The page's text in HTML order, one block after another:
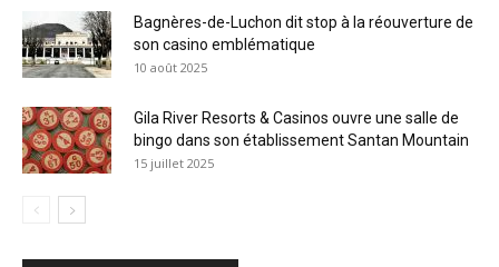
Bagnères-de-Luchon dit stop à la réouverture de
son casino emblématique
10 août 2025
Gila River Resorts & Casinos ouvre une salle de
bingo dans son établissement Santan Mountain
15 juillet 2025